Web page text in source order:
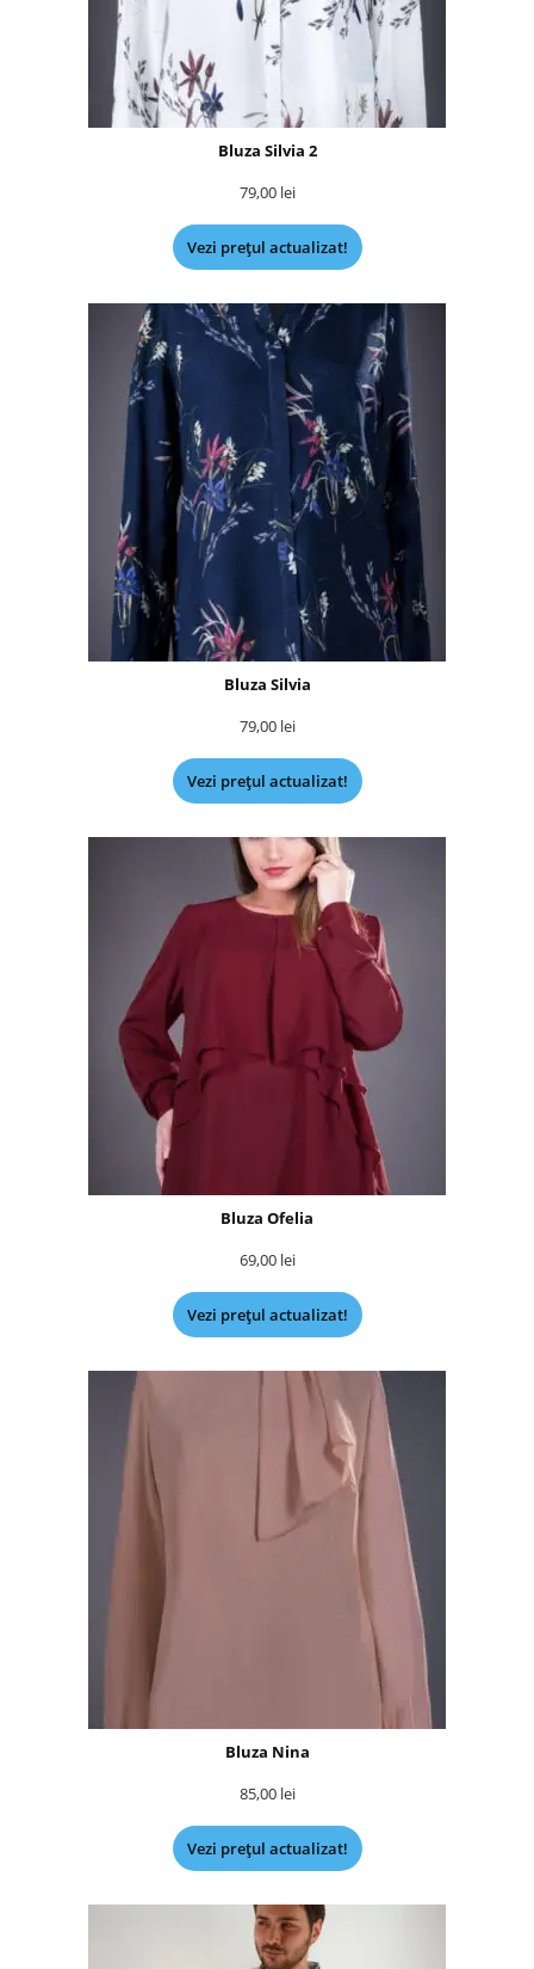
Bluza Silvia 2
79,00 lei
Vezi prețul actualizat!
Bluza Silvia
79,00 lei
Vezi prețul actualizat!
Bluza Ofelia
69,00 lei
Vezi prețul actualizat!
Bluza Nina
85,00 lei
Vezi prețul actualizat!